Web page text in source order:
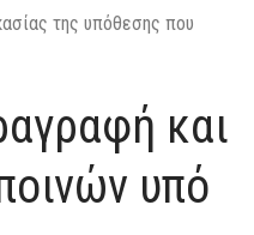
της υπόθεσης που
και
υπό